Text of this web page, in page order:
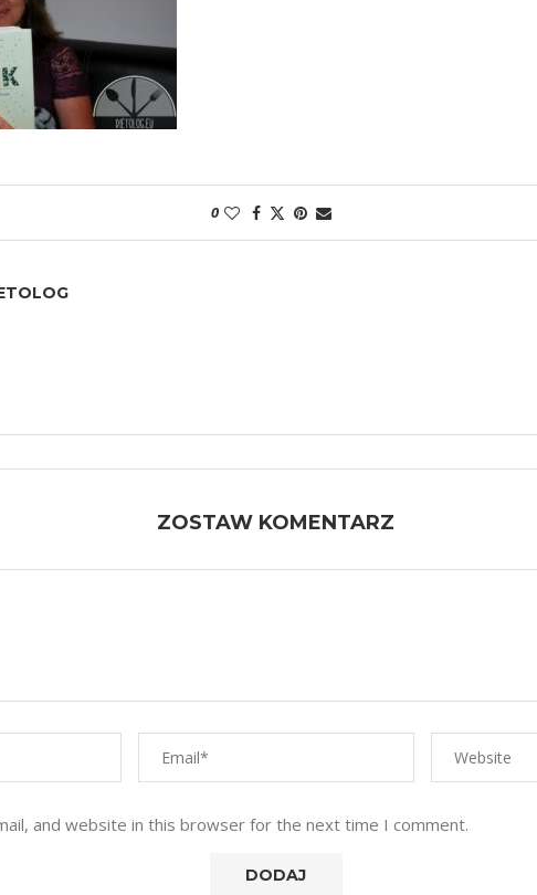
0
ZOSTAW KOMENTARZ
and website in this browser for the next time I comment.